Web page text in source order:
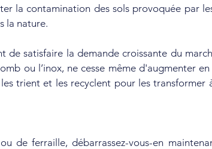
la contamination des sols provoquée par
la nature.
de satisfaire la demande croissante du
ou l’inox, ne cesse même d'augmenter
trient et les recyclent pour les transformer
de ferraille, débarrassez-vous-en